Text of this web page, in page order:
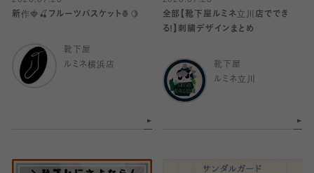
新作🍓🍒フルーツバスケット🍍🍋
靴下屋
ルミネ横浜店
全部【靴下屋ルミネ立川店ででき
る!】刺繍デザインまとめ
靴下屋
ルミネ立川